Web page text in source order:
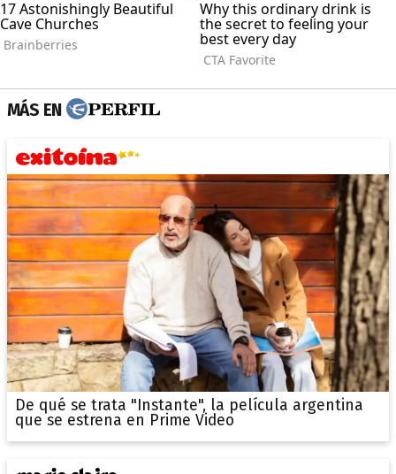
MÁS EN
De qué se trata "Instante", la película argentina
que se estrena en Prime Video